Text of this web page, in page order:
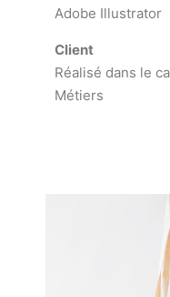
Adobe Illustrator
Client
Réalisé dans le
Métiers